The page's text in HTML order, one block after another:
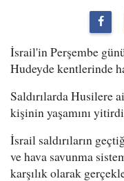
İsrail'in Perşembe
Hudeyde kentlerinde
Saldırılarda Husilere
kişinin yaşamını
İsrail saldırıların
ve hava savunma
karşılık olarak